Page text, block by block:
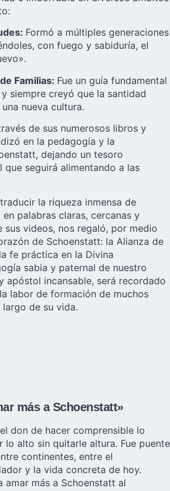
Formó a múltiples generaciones
con fuego y sabiduría, el
Familias: Fue un guía fundamental
siempre creyó que la santidad
nueva cultura.
de sus numerosos libros y
en la pedagogía y la
dejando un tesoro
seguirá alimentando a las
la riqueza inmensa de
palabras claras, cercanas y
sus videos, nos regaló, por medio
de Schoenstatt: la Alianza de
fe práctica en la Divina
sabia y paternal de nuestro
apóstol incansable, será recordado
labor de formación de muchos
de su vida.
más a Schoenstatt»
don de hacer comprensible lo
lo alto sin quitarle altura. Fue puente
continentes, entre el
y la vida concreta de hoy.
amar más a Schoenstatt al